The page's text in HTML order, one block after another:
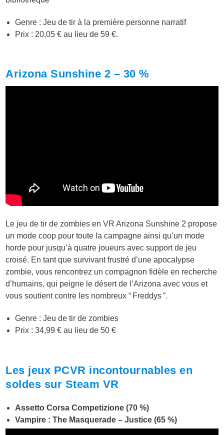
Genre : Jeu de tir à la première personne narratif
Prix : 20,05 € au lieu de 59 €.
Arizona Sunshine 2 – 30 %
Le jeu de tir de zombies en VR Arizona Sunshine 2 propose
un mode coop pour toute la campagne ainsi qu’un mode
horde pour jusqu’à quatre joueurs avec support de jeu
croisé. En tant que survivant frustré d’une apocalypse
zombie, vous rencontrez un compagnon fidèle en recherche
d’humains, qui peigne le désert de l’Arizona avec vous et
vous soutient contre les nombreux “ Freddys ”.
Genre : Jeu de tir de zombies
Prix : 34,99 € au lieu de 50 €
Les jeux PCVR incontournables en
soldes sur Steam VR
Assetto Corsa Competizione (70 %)
Vampire : The Masquerade – Justice (65 %)